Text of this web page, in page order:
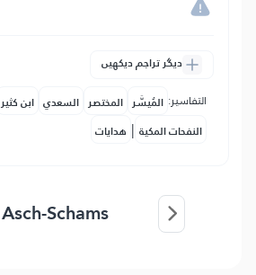
دیگر تراجم دیکھیں
التفاسير: المُيسَّر المختصر السعدي ابن كثير
النفحات المكية | هدايات
Asch-Schams